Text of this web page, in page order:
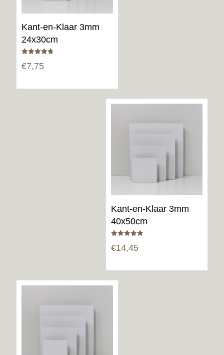
Kant-en-Klaar 3mm
24x30cm
4.80
uit 5
€7,75
Kant-en-Klaar 3mm
40x50cm
5.00
€14,45